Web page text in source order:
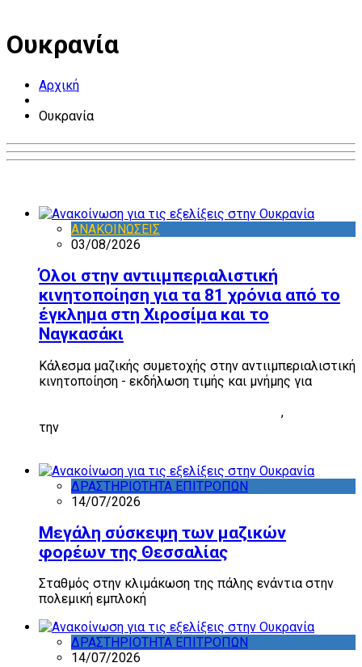
Ουκρανία
Αρχική
Ουκρανία
ΑΝΑΚΟΙΝΩΣΕΙΣ
03/08/2026
Όλοι στην αντιιμπεριαλιστική
κινητοποίηση για τα 81 χρόνια από το
έγκλημα στη Χιροσίμα και το
Ναγκασάκι
Κάλεσμα μαζικής συμετοχής στην αντιιμπεριαλιστική
κινητοποίηση - εκδήλωση τιμής και μνήμης για
,
την
ΔΡΑΣΤΗΡΙΟΤΗΤΑ ΕΠΙΤΡΟΠΩΝ
14/07/2026
Μεγάλη σύσκεψη των μαζικών
φορέων της Θεσσαλίας
Σταθμός στην κλιμάκωση της πάλης ενάντια στην
πολεμική εμπλοκή
ΔΡΑΣΤΗΡΙΟΤΗΤΑ ΕΠΙΤΡΟΠΩΝ
14/07/2026